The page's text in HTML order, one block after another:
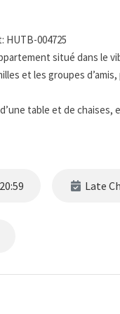
HUTB-004725
situé dans le
et les groupes
table et de
confortable, la
four, d’un lave-
décorées avec soin pour
Late